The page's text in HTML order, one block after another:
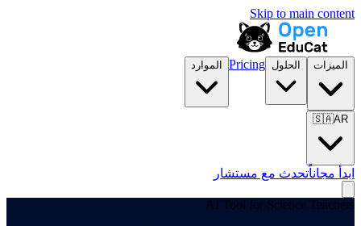
Skip to main content
الميزات الحلول Pricing الموارد
🇸🇦AR
ابدأ مجاناًتحدث مع مستشار
AI Tool for Science Teachers